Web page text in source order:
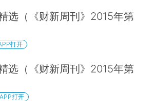
选（《财新周刊》2015年第
打开
选（《财新周刊》2015年第
APP打开